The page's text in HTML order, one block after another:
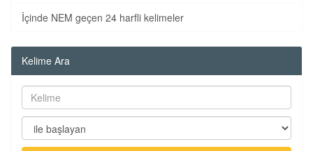
İçinde NEM geçen 24 harfli kelimeler
Kelime Ara